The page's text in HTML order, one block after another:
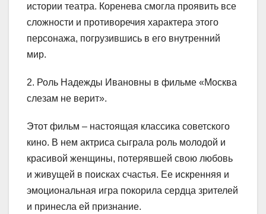
истории театра. Коренева смогла проявить все
сложности и противоречия характера этого
персонажа, погрузившись в его внутренний
мир.
2. Роль Надежды Ивановны в фильме «Москва
слезам не верит».
Этот фильм – настоящая классика советского
кино. В нем актриса сыграла роль молодой и
красивой женщины, потерявшей свою любовь
и живущей в поисках счастья. Ее искренняя и
эмоциональная игра покорила сердца зрителей
и принесла ей признание.